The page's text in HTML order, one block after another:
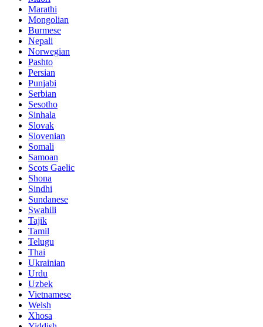
Marathi
Mongolian
Burmese
Nepali
Norwegian
Pashto
Persian
Punjabi
Serbian
Sesotho
Sinhala
Slovak
Slovenian
Somali
Samoan
Scots Gaelic
Shona
Sindhi
Sundanese
Swahili
Tajik
Tamil
Telugu
Thai
Ukrainian
Urdu
Uzbek
Vietnamese
Welsh
Xhosa